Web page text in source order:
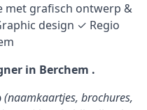
met grafisch ontwerp &
design ✓ Regio
in Berchem .
(naamkaartjes, brochures,